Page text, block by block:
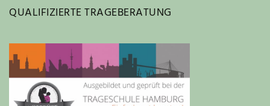
QUALIFIZIERTE TRAGEBERATUNG